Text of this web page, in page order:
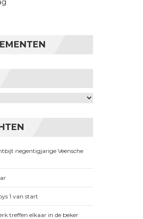
negentigjarige Veensche
1 van start
treffen elkaar in de beker